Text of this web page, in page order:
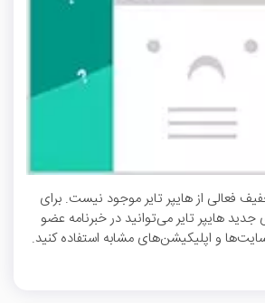
فعالی از هایپر تایر موجود نیست. برای
هایپر تایر می‌توانید در خبرنامه عضو
و اپلیکیشن‌های مشابه استفاده کنید.